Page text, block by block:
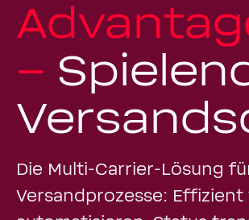
–
Die Multi-Carrier-Lösung
Versandprozesse: